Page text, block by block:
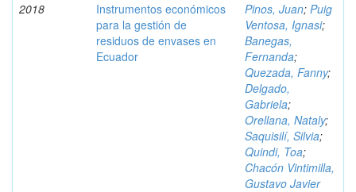
2018
Instrumentos económicos
para la gestión de
residuos de envases en
Ecuador
Pinos, Juan; Puig
Ventosa, Ignasi;
Banegas,
Fernanda;
Quezada, Fanny;
Delgado,
Gabriela;
Orellana, Nataly;
Saquisilí, Silvia;
Quindi, Toa;
Chacón Vintimilla,
Gustavo Javier